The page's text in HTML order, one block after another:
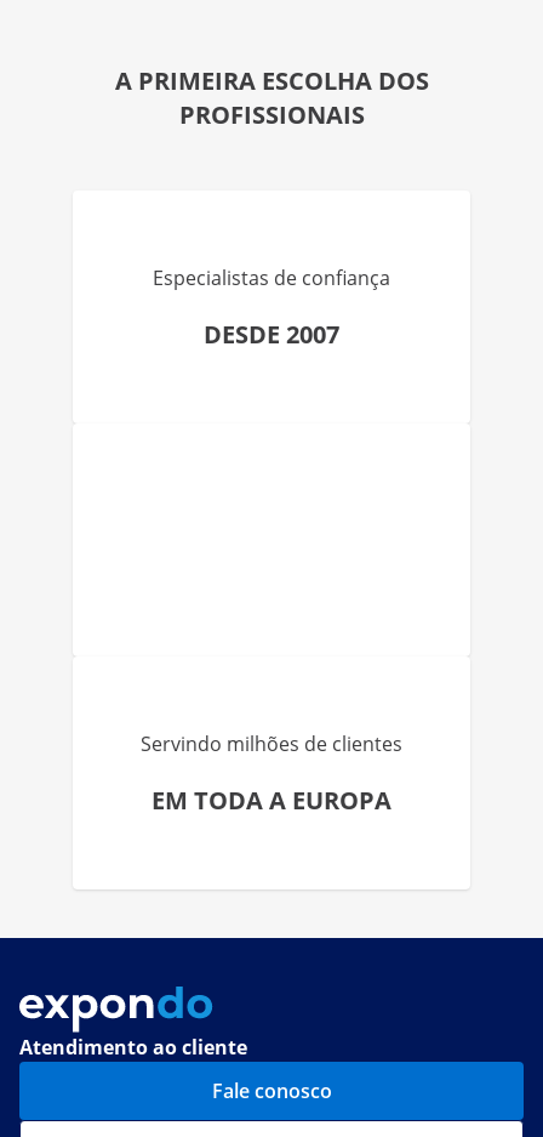
A PRIMEIRA ESCOLHA DOS
PROFISSIONAIS
Especialistas de confiança
DESDE 2007
Servindo milhões de clientes
EM TODA A EUROPA
Atendimento ao cliente
Fale conosco